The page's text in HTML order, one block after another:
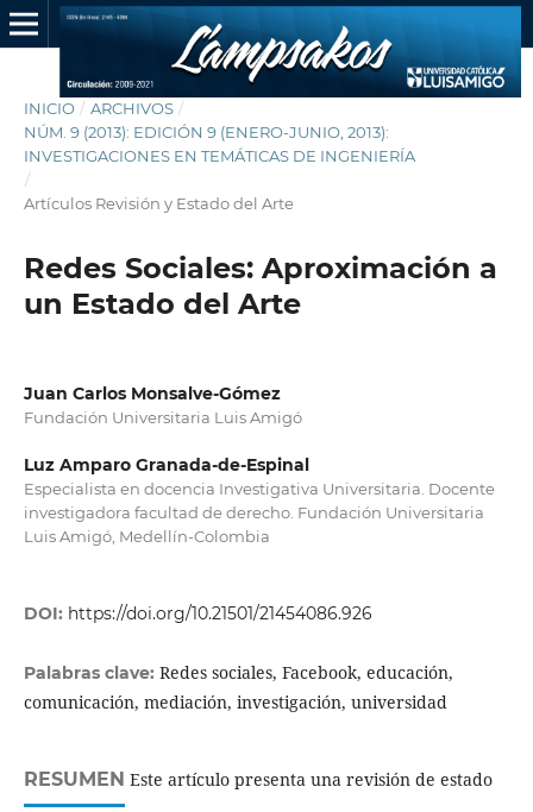
INICIO / ARCHIVOS /
NÚM. 9 (2013): EDICIÓN 9 (ENERO-JUNIO, 2013):
INVESTIGACIONES EN TEMÁTICAS DE INGENIERÍA
/
Artículos Revisión y Estado del Arte
Redes Sociales: Aproximación a
un Estado del Arte
Juan Carlos Monsalve-Gómez
Fundación Universitaria Luis Amigó
Luz Amparo Granada-de-Espinal
Especialista en docencia Investigativa Universitaria. Docente
investigadora facultad de derecho. Fundación Universitaria
Luis Amigó, Medellín-Colombia
DOI: https://doi.org/10.21501/21454086.926
Palabras clave: Redes sociales, Facebook, educación,
comunicación, mediación, investigación, universidad
RESUMEN Este artículo presenta una revisión de estado